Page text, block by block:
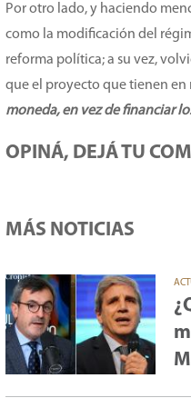
Por otro lado, y haciendo
como la modificación del
reforma política; a su vez,
que el proyecto que tienen en
moneda, en vez de financiar
OPINÁ, DEJÁ TU
MÁS NOTICIAS